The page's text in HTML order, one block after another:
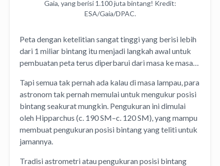
Gaia, yang berisi 1.100 juta bintang! Kredit:
ESA/Gaia/DPAC.
Peta dengan ketelitian sangat tinggi yang berisi lebih
dari 1 miliar bintang itu menjadi langkah awal untuk
pembuatan peta terus diperbarui dari masa ke masa…
Tapi semua tak pernah ada kalau di masa lampau, para
astronom tak pernah memulai untuk mengukur posisi
bintang seakurat mungkin. Pengukuran ini dimulai
oleh Hipparchus (c. 190 SM–c. 120 SM), yang mampu
membuat pengukuran posisi bintang yang teliti untuk
jamannya.
Tradisi astrometri atau pengukuran posisi bintang